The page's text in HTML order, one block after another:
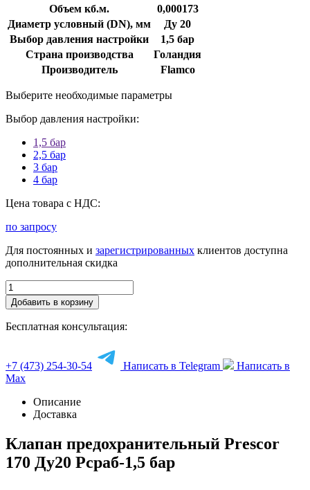
Объем кб.м.
0,000173
Диаметр условный (DN), мм
Ду 20
Выбор давления настройки
1,5 бар
Страна производства
Голандия
Производитель
Flamco
Выберите необходимые параметры
Выбор давления настройки:
1,5 бар
2,5 бар
3 бар
4 бар
Цена товара с НДС:
по запросу
Для постоянных и зарегистрированных клиентов доступна
дополнительная скидка
Добавить в корзину
Бесплатная консультация:
+7 (473) 254-30-54 Написать в Telegram
Написать в
Max
Описание
Доставка
Клапан предохранительный Prescor
170 Ду20 Рсраб-1,5 бар